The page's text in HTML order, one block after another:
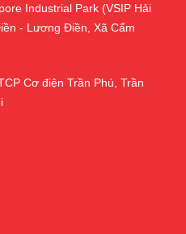
Industrial Park (VSIP Hải
- Lương Điền, Xã Cẩm
Cơ điện Trần Phú, Trần